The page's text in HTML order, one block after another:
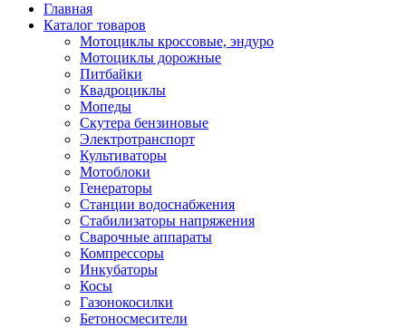
Главная
Каталог товаров
Мотоциклы кроссовые, эндуро
Мотоциклы дорожные
Питбайки
Квадроциклы
Мопеды
Скутера бензиновые
Электротранспорт
Культиваторы
Мотоблоки
Генераторы
Станции водоснабжения
Стабилизаторы напряжения
Сварочные аппараты
Компрессоры
Инкубаторы
Косы
Газонокосилки
Бетоносмесители